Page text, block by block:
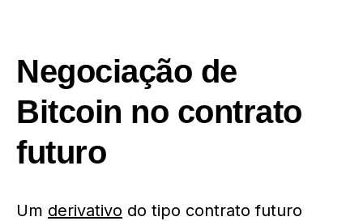
Negociação de
Bitcoin no contrato
futuro
Um derivativo do tipo contrato futuro